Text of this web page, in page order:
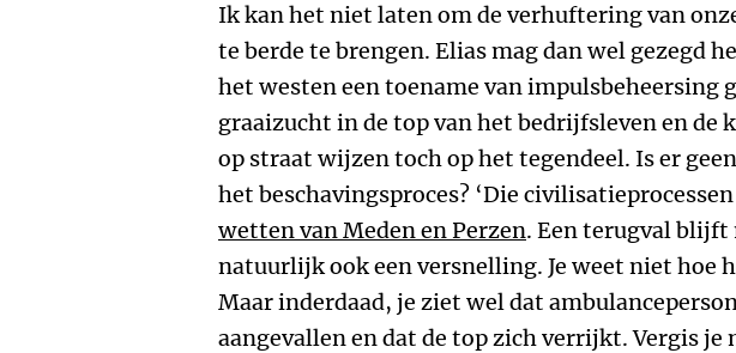
Ik kan het niet laten om de verhuftering van
te berde te brengen. Elias mag dan wel gezegd
het westen een toename van impulsbeheersing
graaizucht in de top van het bedrijfsleven en de
op straat wijzen toch op het tegendeel. Is er
het beschavingsproces? ‘Die
wetten van Meden en Perzen. Een terugval
natuurlijk ook een versnelling. Je weet niet hoe
Maar inderdaad, je ziet wel dat
aangevallen en dat de top zich verrijkt. Vergis je